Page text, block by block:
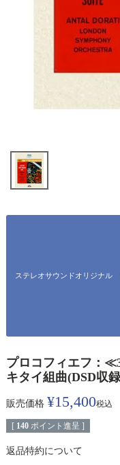
ステレオサウンドオリジナル
プロコフィエフ：
キタイ組曲(DSD収
販売価格 ¥15,400税込
[ 140 ポイント進呈 ]
返品特約について